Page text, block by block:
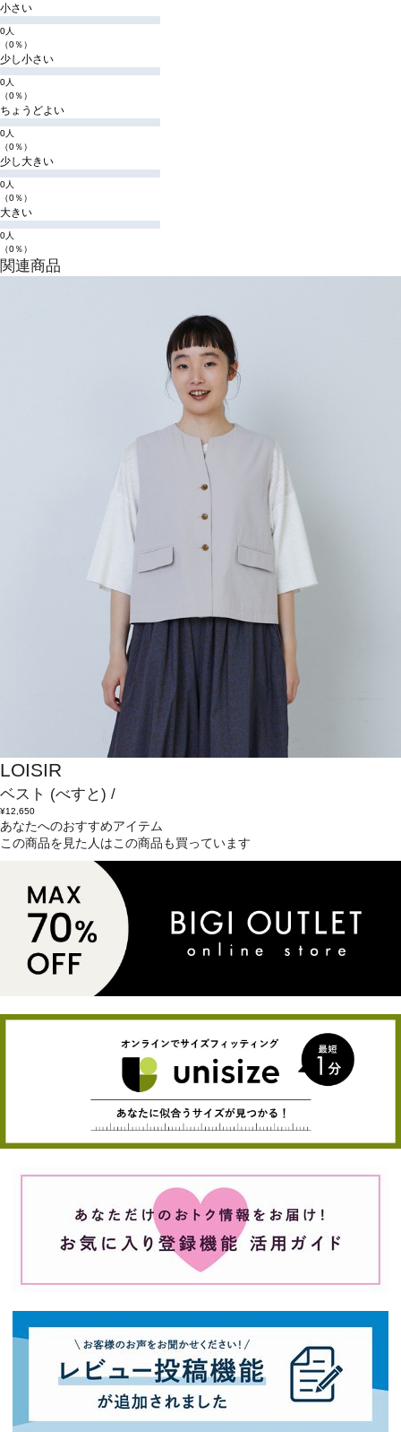
小さい
0人
（0％）
少し小さい
0人
（0％）
ちょうどよい
0人
（0％）
少し大きい
0人
（0％）
大きい
0人
（0％）
関連商品
LOISIR
ベスト (べすと) /
¥12,650
あなたへのおすすめアイテム
この商品を見た人はこの商品も買っています